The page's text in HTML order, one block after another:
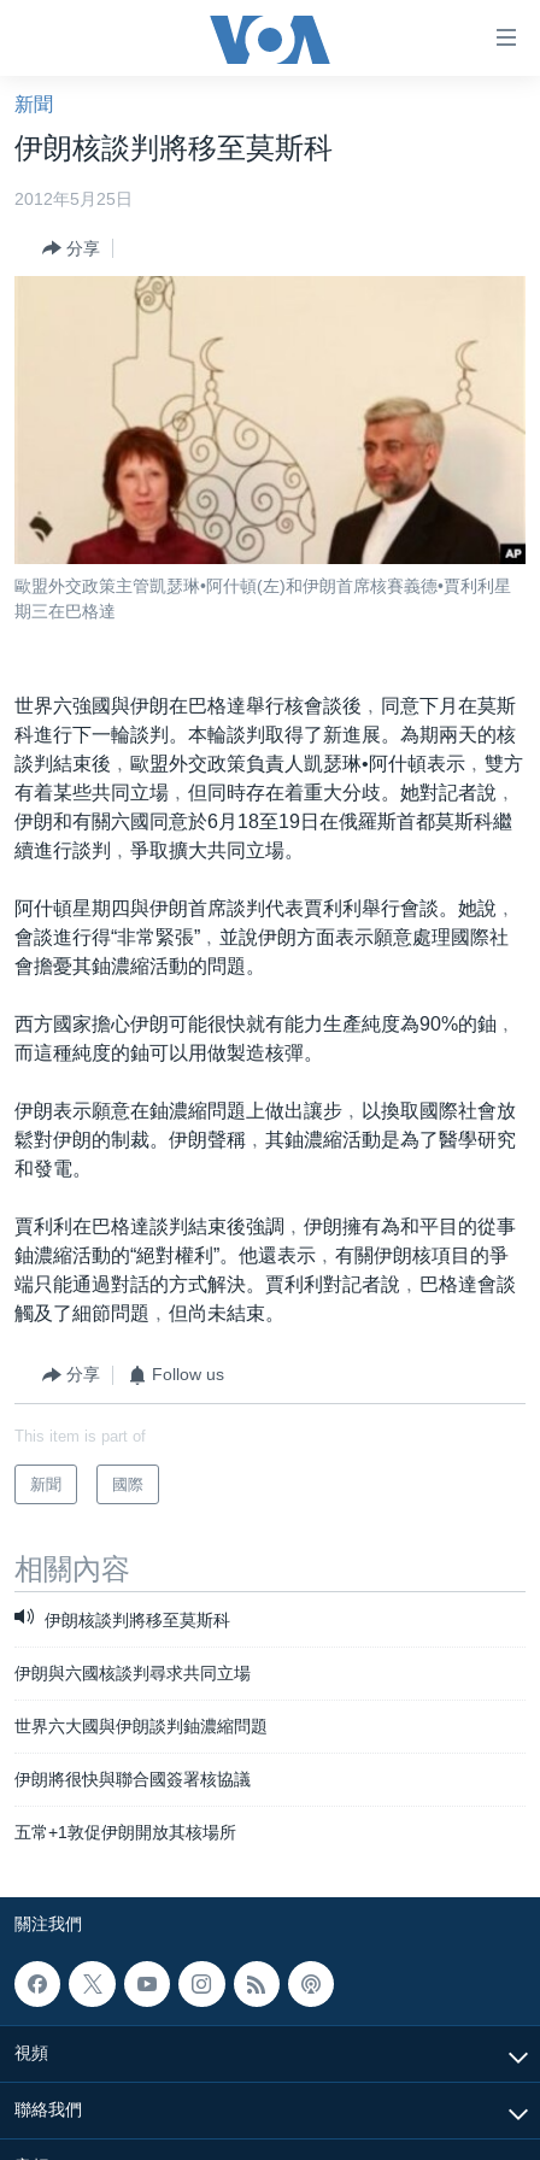
礙
鏈
接
跳
檢
索
美國大選2024
台灣
中國
國際
經貿
VOA 60秒 (國際)
美國專訊
視頻存檔
YOUTUBE頻道
時事經緯
新聞音頻
海外港人
港人港心
美國透視
建國史話
國語
關注我們
其他語言網站
新聞
伊朗核談判將移至莫斯科
2012年5月25日
分享
歐盟外交政策主管凱瑟琳•阿什頓(左)和伊朗首席核賽義德•賈利利星
期三在巴格達
世界六強國與伊朗在巴格達舉行核會談後﹐同意下月在莫斯
科進行下一輪談判。本輪談判取得了新進展。為期兩天的核
談判結束後﹐歐盟外交政策負責人凱瑟琳•阿什頓表示﹐雙方
有着某些共同立場﹐但同時存在着重大分歧。她對記者說﹐
伊朗和有關六國同意於6月18至19日在俄羅斯首都莫斯科繼
續進行談判﹐爭取擴大共同立場。
阿什頓星期四與伊朗首席談判代表賈利利舉行會談。她說﹐
會談進行得“非常緊張”﹐並說伊朗方面表示願意處理國際社
會擔憂其鈾濃縮活動的問題。
西方國家擔心伊朗可能很快就有能力生產純度為90%的鈾﹐
而這種純度的鈾可以用做製造核彈。
伊朗表示願意在鈾濃縮問題上做出讓步﹐以換取國際社會放
鬆對伊朗的制裁。伊朗聲稱﹐其鈾濃縮活動是為了醫學研究
和發電。
賈利利在巴格達談判結束後強調﹐伊朗擁有為和平目的從事
鈾濃縮活動的“絕對權利”。他還表示﹐有關伊朗核項目的爭
端只能通過對話的方式解決。賈利利對記者說﹐巴格達會談
觸及了細節問題﹐但尚未結束。
分享 Follow us
This item is part of
新聞 國際
相關內容
伊朗核談判將移至莫斯科
伊朗與六國核談判尋求共同立場
世界六大國與伊朗談判鈾濃縮問題
伊朗將很快與聯合國簽署核協議
五常+1敦促伊朗開放其核場所
關注我們
視頻
聯絡我們